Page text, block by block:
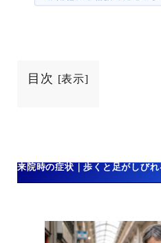
目次 [表示]
来院時の症状｜歩くと足がしびれ